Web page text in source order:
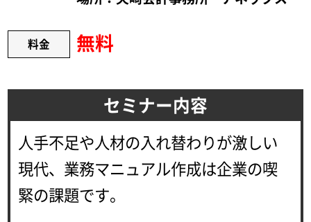
料金 無料
セミナー内容
人手不足や人材の入れ替わりが激しい
現代、業務マニュアル作成は企業の喫
緊の課題です。